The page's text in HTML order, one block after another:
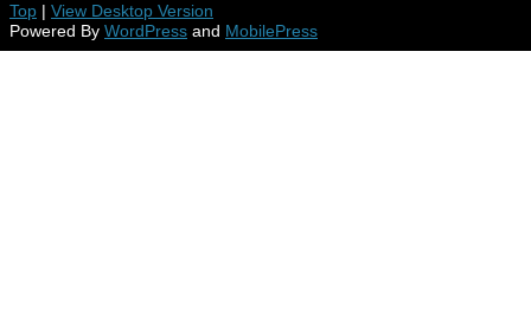
Top | View Desktop Version
Powered By WordPress and MobilePress